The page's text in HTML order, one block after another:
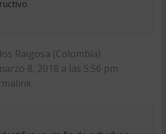
Raigosa (Colombia)
8, 2018 a las 5:56 pm